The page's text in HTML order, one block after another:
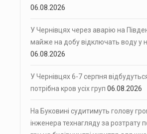
06.08.2026
У Чернівцях через аварію на
майже на добу відключать воду у
06.08.2026
У Чернівцях 6-7 серпня
потрібна кров усіх груп 06.08.2026
На Буковині судитимуть голову
інженера технагляду за розтрату